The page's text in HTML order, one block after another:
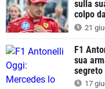
sulla
colpo
21
F1
sua
segreto
17